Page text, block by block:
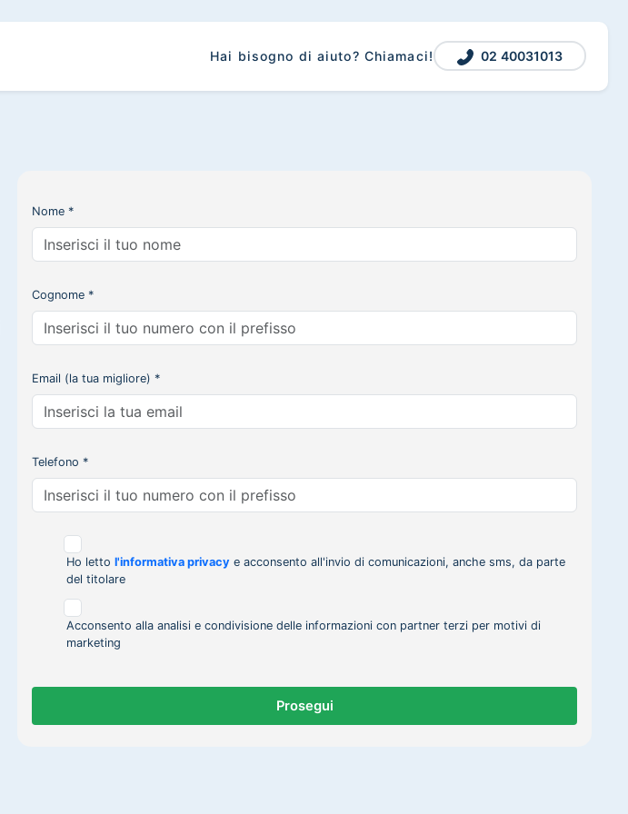
Hai bisogno di aiuto? Chiamaci! 02 40031013
Nome *
Cognome *
Email (la tua migliore) *
Telefono *
Ho letto l'informativa privacy e acconsento all'invio di comunicazioni, anche sms, da parte
del titolare
Acconsento alla analisi e condivisione delle informazioni con partner terzi per motivi di
marketing